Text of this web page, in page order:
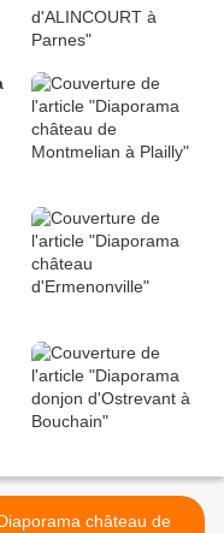
château de